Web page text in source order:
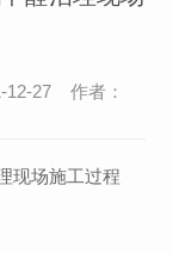
12-27 作者：
现场施工过程